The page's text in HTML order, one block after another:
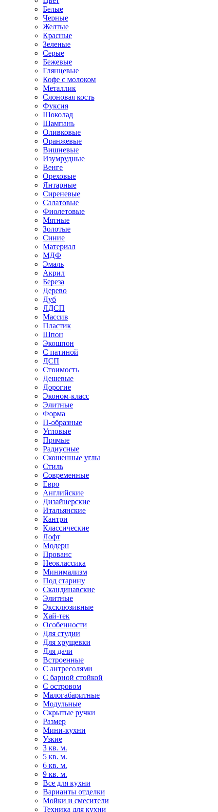
Белые
Черные
Желтые
Красные
Зеленые
Серые
Бежевые
Глянцевые
Кофе с молоком
Металлик
Слоновая кость
Фуксия
Шоколад
Шампань
Оливковые
Оранжевые
Вишневые
Изумрудные
Венге
Ореховые
Янтарные
Сиреневые
Салатовые
Фиолетовые
Мятные
Золотые
Синие
Материал
МДФ
Эмаль
Акрил
Береза
Дерево
Дуб
ЛДСП
Массив
Пластик
Шпон
Экошпон
С патиной
ДСП
Стоимость
Дешевые
Дорогие
Эконом-класс
Элитные
Форма
П-образные
Угловые
Прямые
Радиусные
Скошенные углы
Стиль
Современные
Евро
Английские
Дизайнерские
Итальянские
Кантри
Классические
Лофт
Модерн
Прованс
Неоклассика
Минимализм
Под старину
Скандинавские
Элитные
Эксклюзивные
Хай-тек
Особенности
Для студии
Для хрущевки
Для дачи
Встроенные
С антресолями
С барной стойкой
С островом
Малогабаритные
Модульные
Скрытые ручки
Размер
Мини-кухни
Узкие
3 кв. м.
5 кв. м.
6 кв. м.
9 кв. м.
Все для кухни
Варианты отделки
Мойки и смесители
Техника для кухни